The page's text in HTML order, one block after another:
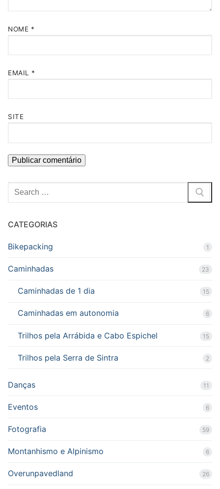
NOME *
EMAIL *
SITE
CATEGORIAS
Bikepacking 1
Caminhadas 23
Caminhadas de 1 dia 15
Caminhadas em autonomia 6
Trilhos pela Arrábida e Cabo Espichel 15
Trilhos pela Serra de Sintra 2
Danças 11
Eventos 6
Fotografia 59
Montanhismo e Alpinismo 6
Overunpavedland 26